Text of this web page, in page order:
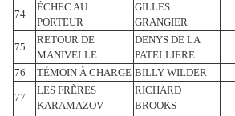
74
ÉCHEC AU
PORTEUR
GILLES
GRANGIER
75
RETOUR DE
MANIVELLE
DENYS DE LA
PATELLIERE
76 TÉMOIN À CHARGE BILLY WILDER
77
LES FRÈRES
KARAMAZOV
RICHARD
BROOKS